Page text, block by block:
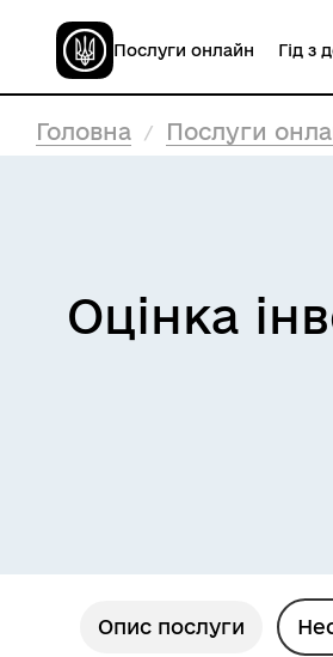
Послуги онлайн Гід з
Головна Послуги
Оцінка
Опис послуги